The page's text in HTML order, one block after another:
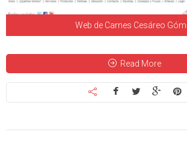
Web de Carnes Cesáreo
Read More